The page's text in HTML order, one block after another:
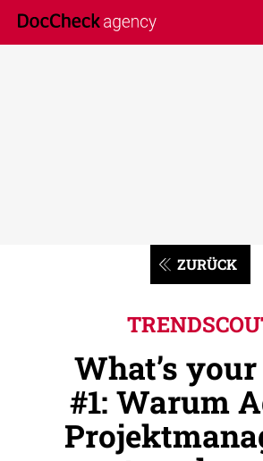
ZURÜCK
What’s
#1: Warum